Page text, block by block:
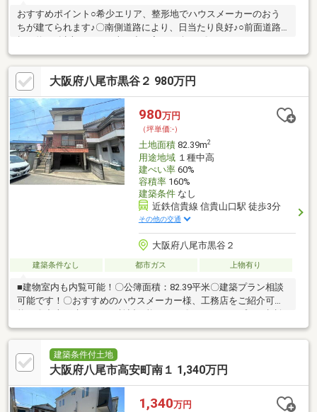
おすすめポイント○希少エリア、整形地でハウスメーカーのおう
ちが建てられます♪〇南側道路により、日当たり良好♪○前面道路
おうち！〇近隣ではアリオ、総合病院やドラッグストア等の商業
施設が多数点在していますので、生活に便利な立地♪
大阪府八尾市黒谷２ 980万円
980万円
（坪単価:-）
土地面積82.39m2
用途地域１種中高
建ぺい率60%
容積率160%
建築条件なし
近鉄信貴線 信貴山口駅 徒歩3分
その他の交通
大阪府八尾市黒谷２
建築条件なし 都市ガス 上物有り
■建物室内も内覧可能！〇公簿面積：82.39平米〇建築プラン相談
可能です！〇おすすめのハウスメーカー様、工務店をご紹介可
能！〇中古戸建としても検討可能です！〇リフォームプラン相談
可能です！～ライフインフォメーション～・ホームセンターコー
ナン外環八尾山本店まで約1100m・マツヤデンキ山本店まで約
2400m・南高安小学校まで約1600m・南高安中学校まで約1400m
建築条件付土地
大阪府八尾市高安町南１ 1,340万円
1,340万円